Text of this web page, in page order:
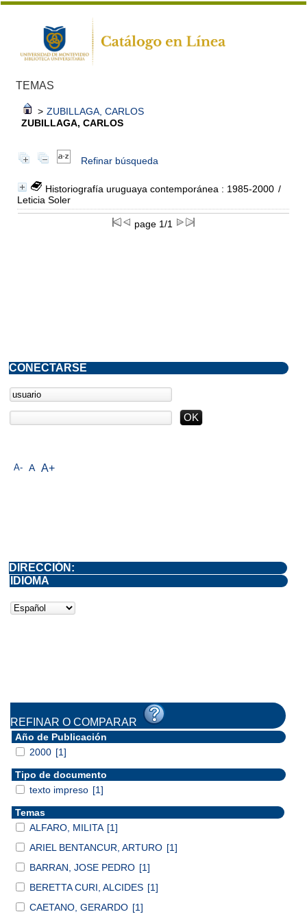
TEMAS
> ZUBILLAGA, CARLOS
ZUBILLAGA, CARLOS
Refinar búsqueda
Historiografía uruguaya contemporánea : 1985-2000 /
Leticia Soler
page 1/1
A- A A+
CONECTARSE
DIRECCIÓN:
IDIOMA
REFINAR O COMPARAR
Año de Publicación
2000 [1]
Tipo de documento
texto impreso [1]
Temas
ALFARO, MILITA [1]
ARIEL BENTANCUR, ARTURO [1]
BARRAN, JOSE PEDRO [1]
BERETTA CURI, ALCIDES [1]
CAETANO, GERARDO [1]